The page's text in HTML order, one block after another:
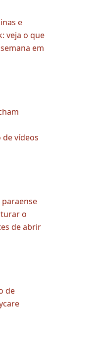
e
veja o que
em
vídeos
o
de abrir
de